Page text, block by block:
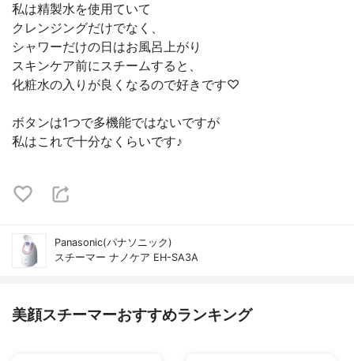
私は精製水を使用ていて
クレンジングだけでなく、
シャワーだけの日はお風呂上がり
スキンケア前にスチームすると、
化粧水の入りが良くなるので好きです♡
ボタンは1つで多機能ではないですが
私はこれで十分なくらいです♪
Panasonic(パナソニック)
スチーマー ナノケア EH-SA3A
美顔スチーマーおすすめランキング